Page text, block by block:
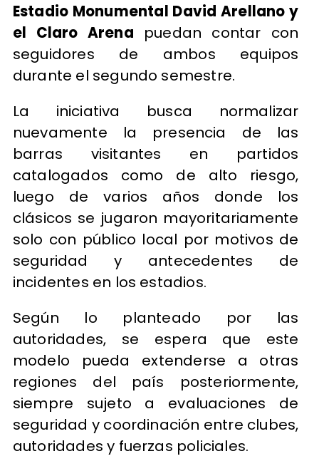
Estadio Monumental David Arellano y
el Claro Arena puedan contar con
seguidores de ambos equipos
durante el segundo semestre.
La iniciativa busca normalizar
nuevamente la presencia de las
barras visitantes en partidos
catalogados como de alto riesgo,
luego de varios años donde los
clásicos se jugaron mayoritariamente
solo con público local por motivos de
seguridad y antecedentes de
incidentes en los estadios.
Según lo planteado por las
autoridades, se espera que este
modelo pueda extenderse a otras
regiones del país posteriormente,
siempre sujeto a evaluaciones de
seguridad y coordinación entre clubes,
autoridades y fuerzas policiales.